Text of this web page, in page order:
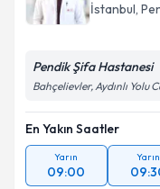
İstanbul,
Pendik Şifa Hastanesi
Bahçelievler, Aydınlı Yolu
En Yakın Saatler
Yarın
09:00
Yarın